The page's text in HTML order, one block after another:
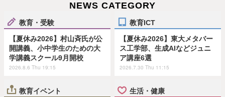
NEWS CATEGORY
教育・受験
【夏休み2026】村山斉氏が公
開講義、小中学生のための大
学講義スクール9月開校
2026.8.6 Thu 19:15
教育ICT
【夏休み2026】東大メタバー
ス工学部、生成AIなどジュニ
ア講座6選
2026.7.30 Thu 11:15
教育イベント 生活・健康